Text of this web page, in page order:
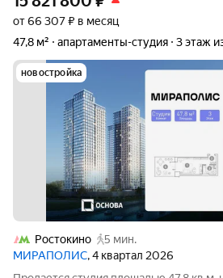
от 66 307 ₽ в месяц
47,8 м²
апартаменты-студия 3 этаж
новостройка
Ростокино
5 мин.
МИРАПОЛИС, 4 квартал 2026